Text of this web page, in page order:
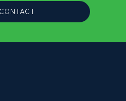
CONTACT